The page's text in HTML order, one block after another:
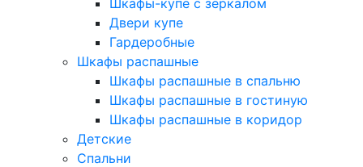
Шкафы-купе с зеркалом
Двери купе
Гардеробные
Шкафы распашные
Шкафы распашные в спальню
Шкафы распашные в гостиную
Шкафы распашные в коридор
Детские
Спальни